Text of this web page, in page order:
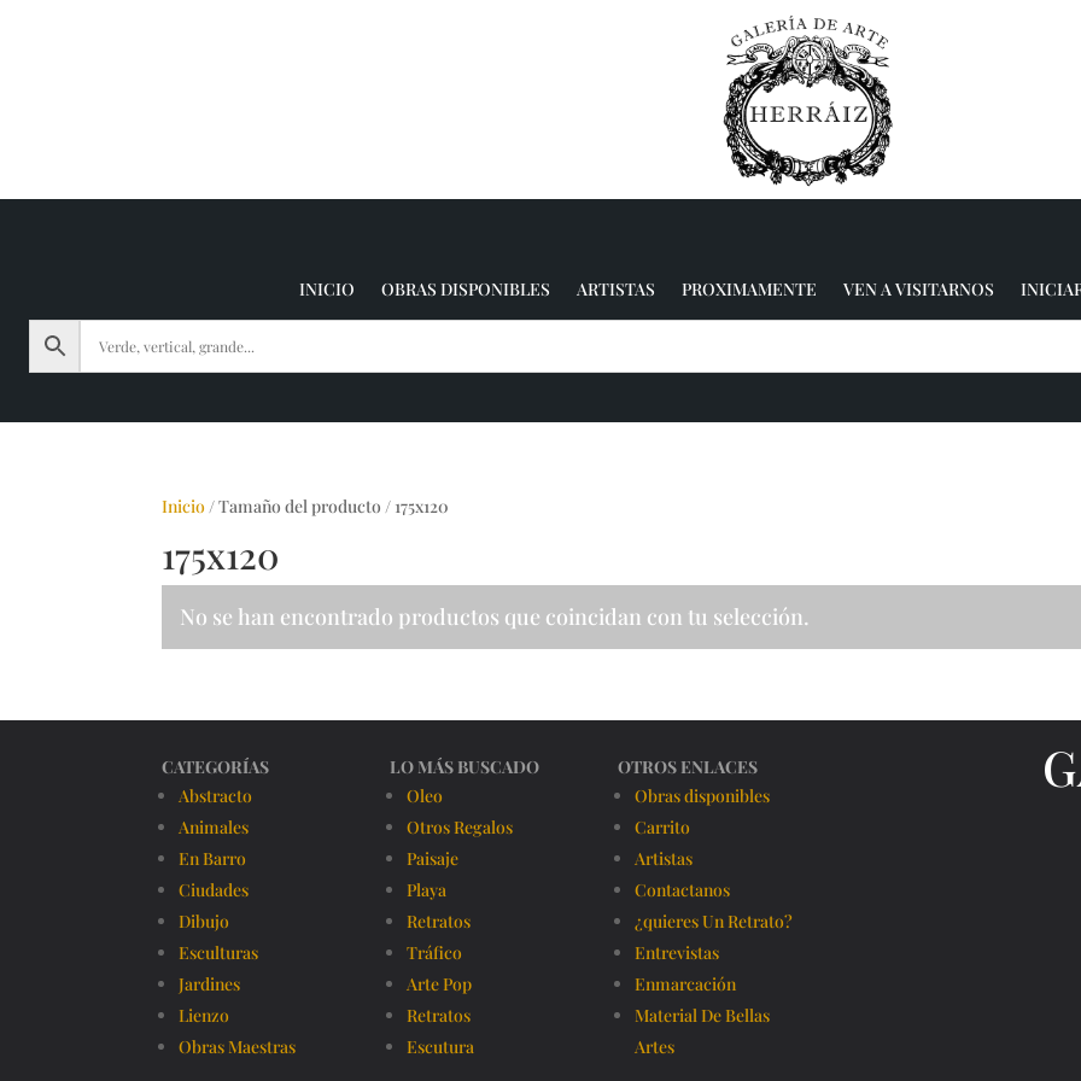
INICIO OBRAS DISPONIBLES ARTISTAS PROXIMAMENTE VEN A VISITARNOS
Inicio/Tamaño del producto / 175x120
175x120
No se han encontrado productos que coincidan con tu selección.
CATEGORÍAS
Abstracto
Animales
En Barro
Ciudades
Dibujo
Esculturas
Jardines
Lienzo
Obras Maestras
LO MÁS BUSCADO
Oleo
Otros Regalos
Paisaje
Playa
Retratos
Tráfico
Arte Pop
Retratos
Escutura
OTROS ENLACES
Obras disponibles
Carrito
Artistas
Contactanos
¿quieres Un Retrato?
Entrevistas
Enmarcación
Material De Bellas
Artes